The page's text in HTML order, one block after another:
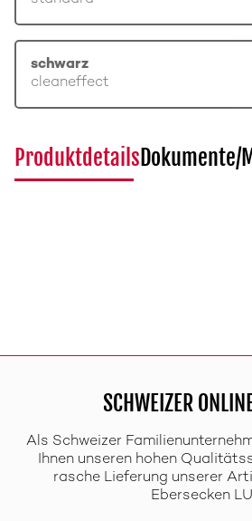
schwarz
cleaneffect
ProduktdetailsDokumente/
SCHWEIZER
Als Schweizer
Ihnen unseren hohen
rasche Lieferung unserer
Ebersecken